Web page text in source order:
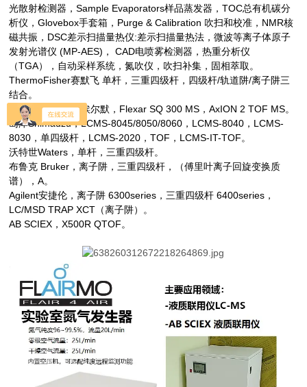
光散射检测器，Sample Evaporators样品蒸发器，TOC总有机碳分
析仪，Glovebox手套箱，Purge & Calibration 吹扫和校准，NMR核
磁共振，DSC差示扫描量热仪:差示扫描量热法，微波等离子体原子
发射光谱仪 (MP-AES)， CAD电喷雾检测器，热重分析仪
（TGA），自动采样系统，氮吹仪，吹扫补集，固相萃取。
ThermoFisher赛默飞 单杆，三重四级杆，四级杆/轨道阱/离子阱三
结合。
PerkinElmer珀金埃尔默，Flexar SQ 300 MS，AxION 2 TOF MS。
岛津Shimadzu，LCMS-8045/8050/8060，LCMS-8040，LCMS-
8030，单四级杆，LCMS-2020，TOF，LCMS-IT-TOF。
沃特世Waters，单杆，三重四级杆。
布鲁克 Bruker，离子阱，三重四级杆，（傅里叶离子回旋变换质
谱），A。
Agilent安捷伦，离子阱 6300series，三重四级杆 6400series，
LC/MSD TRAP XCT（离子阱）。
AB SCIEX ，X500R QTOF。